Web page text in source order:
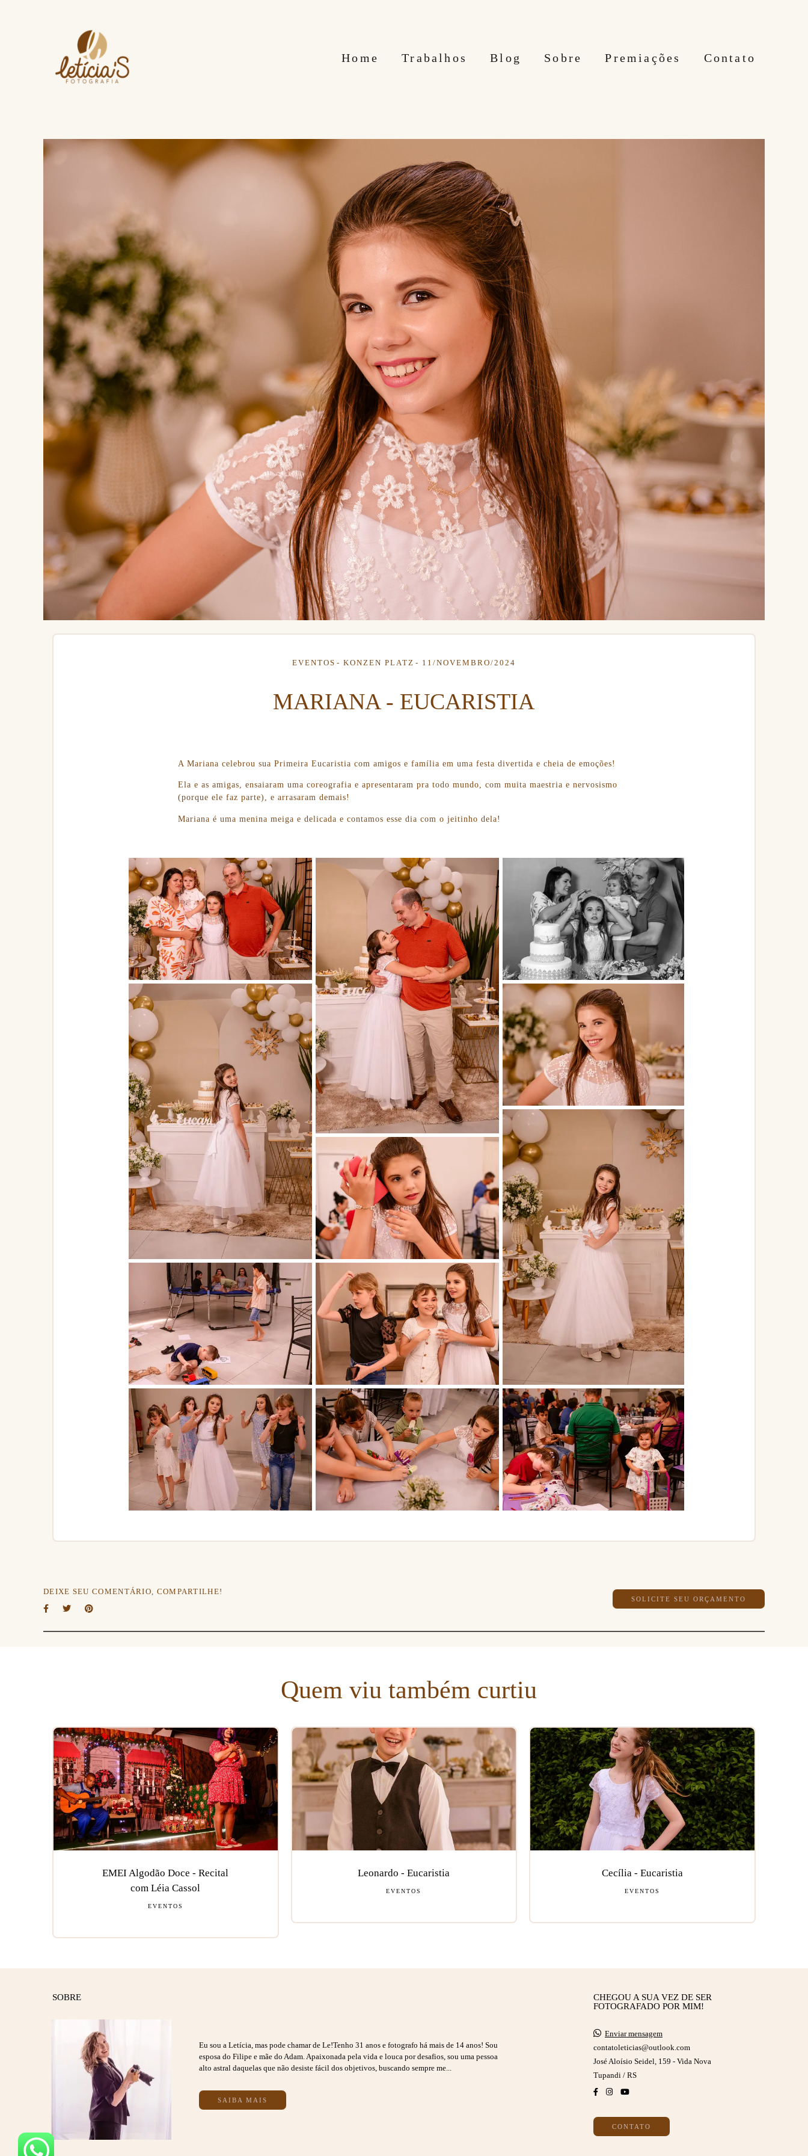
Home Trabalhos Blog Sobre Premiações Contato
EVENTOS KONZEN PLATZ 11/NOVEMBRO/2024
MARIANA - EUCARISTIA
A Mariana celebrou sua Primeira Eucaristia com amigos e família em uma festa divertida e cheia de emoções!
Ela e as amigas, ensaiaram uma coreografia e apresentaram pra todo mundo, com muita maestria e nervosismo
(porque ele faz parte), e arrasaram demais!
Mariana é uma menina meiga e delicada e contamos esse dia com o jeitinho dela!
DEIXE SEU COMENTÁRIO, COMPARTILHE!
SOLICITE SEU ORÇAMENTO
Quem viu também curtiu
EMEI Algodão Doce - Recital
com Léia Cassol
EVENTOS
Leonardo - Eucaristia
EVENTOS
Cecília - Eucaristia
EVENTOS
SOBRE
Eu sou a Letícia, mas pode chamar de Le!Tenho 31 anos e fotografo há mais de 14 anos! Sou
esposa do Filipe e mãe do Adam. Apaixonada pela vida e louca por desafios, sou uma pessoa
alto astral daquelas que não desiste fácil dos objetivos, buscando sempre me...
SAIBA MAIS
CHEGOU A SUA VEZ DE SER
FOTOGRAFADO POR MIM!
Enviar mensagem
contatoleticias@outlook.com
José Aloísio Seidel, 159 - Vida Nova
Tupandi / RS
CONTATO